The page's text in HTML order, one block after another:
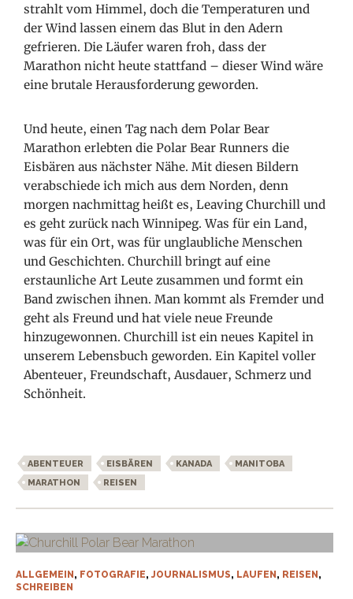
strahlt vom Himmel, doch die Temperaturen und
der Wind lassen einem das Blut in den Adern
gefrieren. Die Läufer waren froh, dass der
Marathon nicht heute stattfand – dieser Wind wäre
eine brutale Herausforderung geworden.
Und heute, einen Tag nach dem Polar Bear
Marathon erlebten die Polar Bear Runners die
Eisbären aus nächster Nähe. Mit diesen Bildern
verabschiede ich mich aus dem Norden, denn
morgen nachmittag heißt es, Leaving Churchill und
es geht zurück nach Winnipeg. Was für ein Land,
was für ein Ort, was für unglaubliche Menschen
und Geschichten. Churchill bringt auf eine
erstaunliche Art Leute zusammen und formt ein
Band zwischen ihnen. Man kommt als Fremder und
geht als Freund und hat viele neue Freunde
hinzugewonnen. Churchill ist ein neues Kapitel in
unserem Lebensbuch geworden. Ein Kapitel voller
Abenteuer, Freundschaft, Ausdauer, Schmerz und
Schönheit.
ABENTEUER EISBÄREN KANADA
MANITOBA
MARATHON
REISEN
ALLGEMEIN, FOTOGRAFIE, JOURNALISMUS, LAUFEN, REISEN,
SCHREIBEN